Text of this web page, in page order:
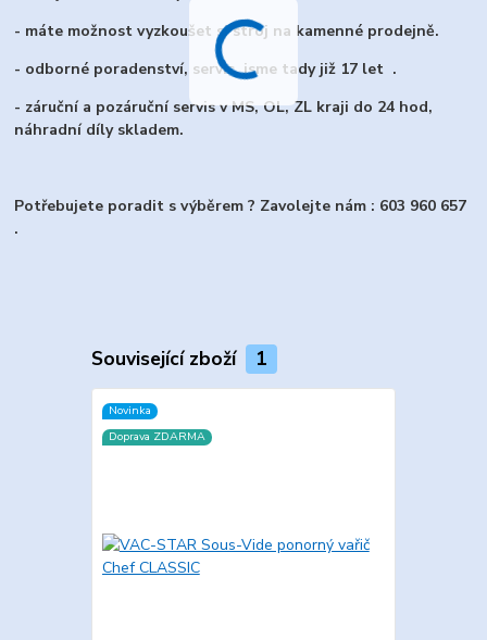
- máte možnost vyzkoušet si stroj na kamenné prodejně.
- odborné poradenství, servis, jsme tady již 17 let .
- záruční a pozáruční servis v MS, OL, ZL kraji do 24 hod,
náhradní díly skladem.
Potřebujete poradit s výběrem ? Zavolejte nám : 603 960 657
.
Související zboží 1
Novinka
Doprava ZDARMA